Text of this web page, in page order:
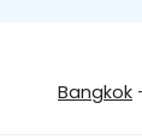
Bangkok